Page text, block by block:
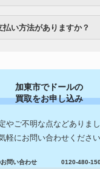
払い方法がありますか？
加東市でドールの
買取をお申し込み
やご不明な点などありまし
軽にお問い合わせください
問い合わせ 0120-480-